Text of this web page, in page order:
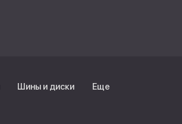
Шины и диски Еще